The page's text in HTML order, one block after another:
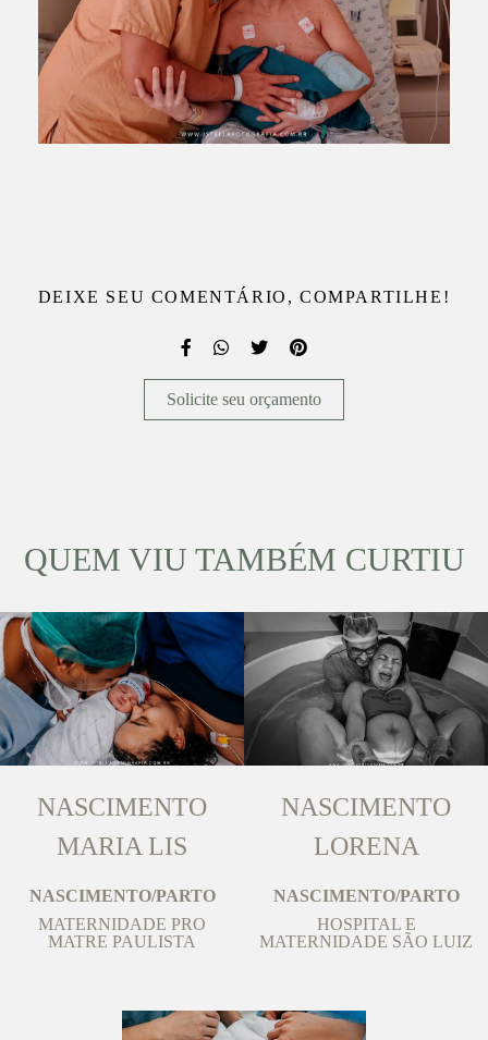
DEIXE SEU COMENTÁRIO, COMPARTILHE!
Solicite seu orçamento
QUEM VIU TAMBÉM CURTIU
NASCIMENTO
MARIA LIS
NASCIMENTO/PARTO
MATERNIDADE PRO
MATRE PAULISTA
NASCIMENTO
LORENA
NASCIMENTO/PARTO
HOSPITAL E
MATERNIDADE SÃO LUIZ